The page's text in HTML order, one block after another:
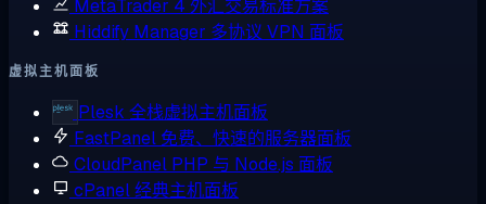
MetaTrader 4 外汇交易标准方案
Hiddify Manager 多协议 VPN 面板
虚拟主机面板
Plesk 全栈虚拟主机面板
FastPanel 免费、快速的服务器面板
CloudPanel PHP 与 Node.js 面板
cPanel经典主机面板